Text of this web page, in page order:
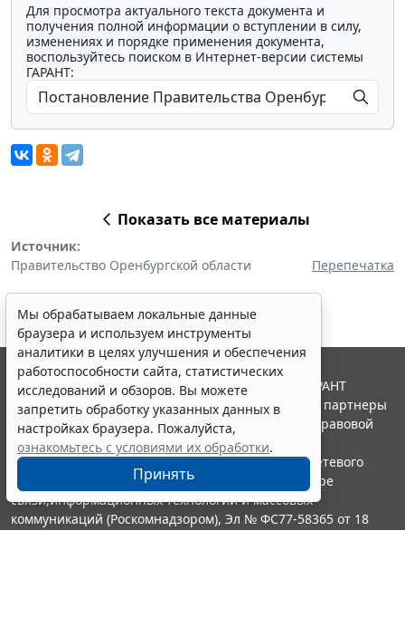
Для просмотра актуального текста документа и
получения полной информации о вступлении в силу,
изменениях и порядке применения документа,
воспользуйтесь поиском в Интернет-версии системы
ГАРАНТ:
Показать все материалы
Источник:
Правительство Оренбургской области
Перепечатка
Мы обрабатываем локальные данные
браузера и используем инструменты
аналитики в целях улучшения и обеспечения
работоспособности сайта, статистических
исследований и обзоров. Вы можете
запретить обработку указанных данных в
настройках браузера. Пожалуйста,
ознакомьтесь с условиями их обработки.
Принять
© ООО "НПП "ГАРАНТ-СЕРВИС", 2026. Система ГАРАНТ
выпускается с 1990 года. Компания "Гарант" и ее партнеры
являются участниками Российской ассоциации правовой
информации ГАРАНТ.
Портал ГАРАНТ.РУ зарегистрирован в качестве сетевого
издания Федеральной службой по надзору в сфере
связи,информационных технологий и массовых
коммуникаций (Роскомнадзором), Эл № ФС77-58365 от 18